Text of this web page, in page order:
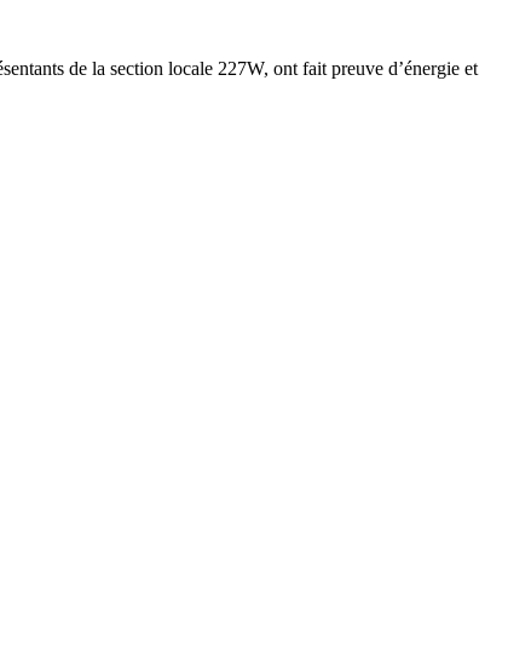
de la section locale 227W, ont fait preuve d’énergie et